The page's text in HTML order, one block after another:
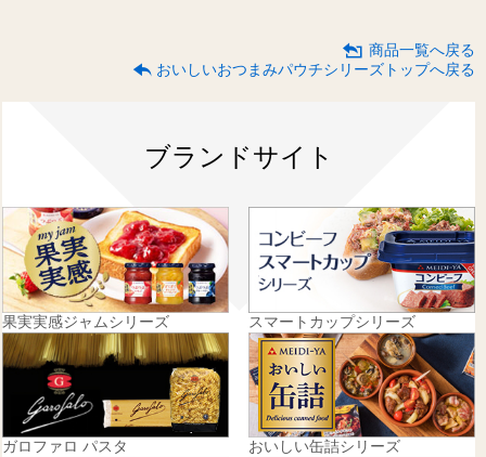
商品一覧へ戻る
おいしいおつまみパウチシリーズトップへ戻る
ブランドサイト
果実実感ジャムシリーズ スマートカップシリーズ
ガロファロ パスタ おいしい缶詰シリーズ